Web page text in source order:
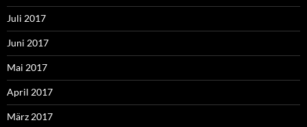
Juli 2017
Juni 2017
Mai 2017
April 2017
März 2017